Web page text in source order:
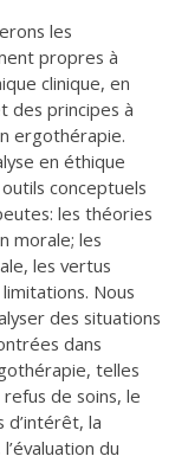
les
propres à
clinique, en
des principes à
ergothérapie.
en éthique
conceptuels
les théories
morale; les
les vertus
Nous
des situations
dans
telles
de soins, le
la
du